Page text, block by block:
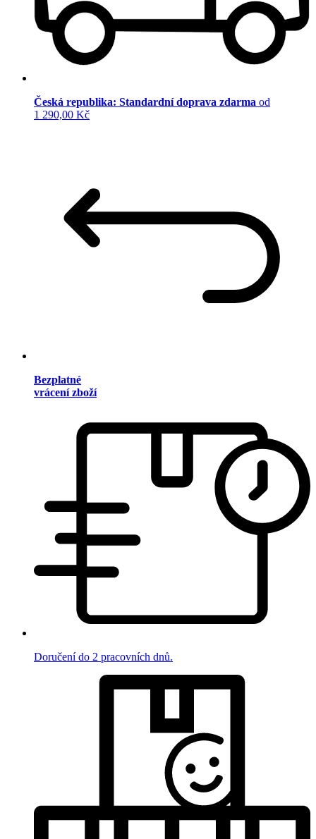
Česká republika: Standardní doprava zdarma od
1 290,00 Kč
Bezplatné
vrácení zboží
Doručení do 2 pracovních dnů.